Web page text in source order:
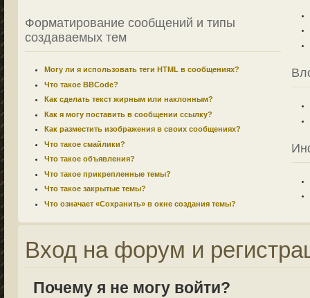
Форматирование сообщений и типы
создаваемых тем
Могу ли я использовать теги HTML в сообщениях?
Что такое BBCode?
Как сделать текст жирным или наклонным?
Как я могу поставить в сообщении ссылку?
Как разместить изображения в своих сообщениях?
Что такое смайлики?
Что такое объявления?
Что такое прикрепленные темы?
Что такое закрытые темы?
Что означает «Сохранить» в окне создания темы?
Вход на форум и
Почему я не могу войти?